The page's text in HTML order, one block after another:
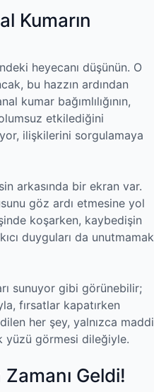
Kumarın
heyecanı düşünün. O
bu hazzın ardından
kumar bağımlılığının,
etkilediğini
ilişkilerini sorgulamaya
arkasında bir ekran var.
göz ardı etmesine yol
koşarken, kaybedişin
duyguları da unutmamak
sunuyor gibi görünebilir;
fırsatlar kapatırken
her şey, yalnızca maddi
yüzü görmesi dileğiyle.
Geldi!